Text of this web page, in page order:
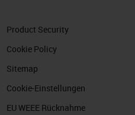
Product Security
Cookie Policy
Sitemap
Cookie-Einstellungen
EU WEEE Rücknahme